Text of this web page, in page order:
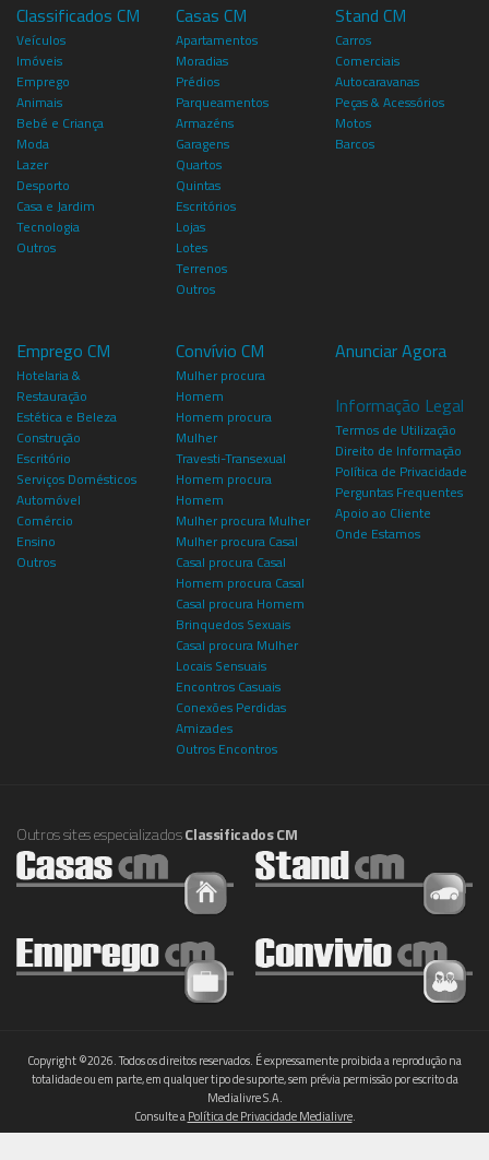
Classificados CM
Veículos
Imóveis
Emprego
Animais
Bebé e Criança
Moda
Lazer
Desporto
Casa e Jardim
Tecnologia
Outros
Casas CM
Apartamentos
Moradias
Prédios
Parqueamentos
Armazéns
Garagens
Quartos
Quintas
Escritórios
Lojas
Lotes
Terrenos
Outros
Stand CM
Carros
Comerciais
Autocaravanas
Peças & Acessórios
Motos
Barcos
Emprego CM
Hotelaria &
Restauração
Estética e Beleza
Construção
Escritório
Serviços Domésticos
Automóvel
Comércio
Ensino
Outros
Convívio CM
Mulher procura
Homem
Homem procura
Mulher
Travesti-Transexual
Homem procura
Homem
Mulher procura Mulher
Mulher procura Casal
Casal procura Casal
Homem procura Casal
Casal procura Homem
Brinquedos Sexuais
Casal procura Mulher
Locais Sensuais
Encontros Casuais
Conexões Perdidas
Amizades
Outros Encontros
Anunciar Agora
Informação Legal
Termos de Utilização
Direito de Informação
Política de Privacidade
Perguntas Frequentes
Apoio ao Cliente
Onde Estamos
Outros sites especializadosClassificados CM
Copyright ©2026. Todos os direitos reservados. É expressamente proibida a reprodução na
totalidade ou em parte, em qualquer tipo de suporte, sem prévia permissão por escrito da
Medialivre S.A.
Consulte aPolítica de Privacidade Medialivre.